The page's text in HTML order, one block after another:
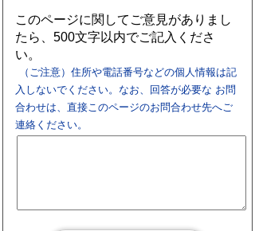
このページに関してご意見がありまし
たら、500文字以内でご記入くださ
い。
（ご注意）住所や電話番号などの個人情報は記
入しないでください。なお、回答が必要な お問
合わせは、直接このページのお問合わせ先へご
連絡ください。